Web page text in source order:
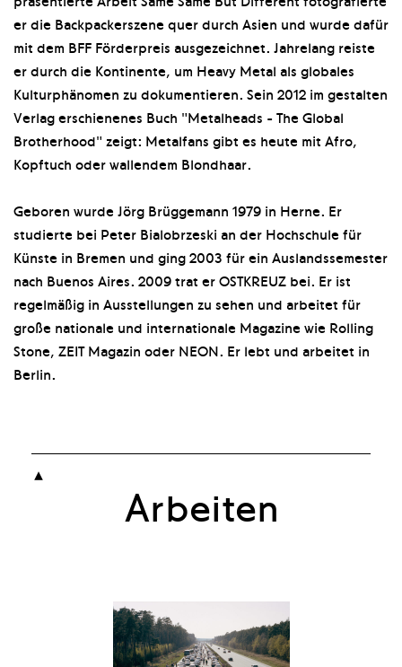
er die Backpackerszene quer durch Asien und wurde dafür
mit dem BFF Förderpreis ausgezeichnet. Jahrelang reiste
er durch die Kontinente, um Heavy Metal als globales
Kulturphänomen zu dokumentieren. Sein 2012 im gestalten
Verlag erschienenes Buch "Metalheads - The Global
Brotherhood" zeigt: Metalfans gibt es heute mit Afro,
Kopftuch oder wallendem Blondhaar.
Geboren wurde Jörg Brüggemann 1979 in Herne. Er
studierte bei Peter Bialobrzeski an der Hochschule für
Künste in Bremen und ging 2003 für ein Auslandssemester
nach Buenos Aires. 2009 trat er OSTKREUZ bei. Er ist
regelmäßig in Ausstellungen zu sehen und arbeitet für
große nationale und internationale Magazine wie Rolling
Stone, ZEIT Magazin oder NEON. Er lebt und arbeitet in
Berlin.

Arbeiten